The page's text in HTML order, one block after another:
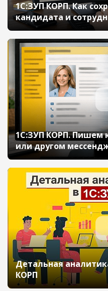
1С:ЗУП КОРП. Как
кандидата и
1С:ЗУП КОРП. Пишем
или другом
Детальная
КОРП